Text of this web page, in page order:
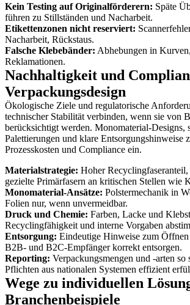
Kein Testing auf Originalförderern: Späte
führen zu Stillständen und Nacharbeit.
Etikettenzonen nicht reserviert:
Nacharbeit, Rückstaus.
Falsche Klebebänder: Abhebungen in
Reklamationen.
Nachhaltigkeit und
Verpackungsdesign
Ökologische Ziele und regulatorische
technischer Stabilität verbinden, wenn sie von
berücksichtigt werden. Monomaterial-Designs,
Palettierungen und klare Entsorgungshinweise
Prozesskosten und Compliance ein.
Materialstrategie: Hoher
gezielte Primärfasern an kritischen Stellen wie
Monomaterial-Ansätze: Polstermechanik in
Folien nur, wenn unvermeidbar.
Druck und Chemie: Farben, Lacke und
Recyclingfähigkeit und interne Vorgaben
Entsorgung: Eindeutige Hinweise zum
B2B- und B2C-Empfänger korrekt entsorgen.
Reporting: Verpackungsmengen und -arten so
Pflichten aus nationalen Systemen effizient
Wege zu individuellen
Branchenbeispiele